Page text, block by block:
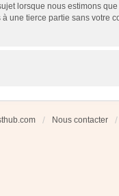
lorsque nous estimons
tierce partie sans votre
Nous contacter